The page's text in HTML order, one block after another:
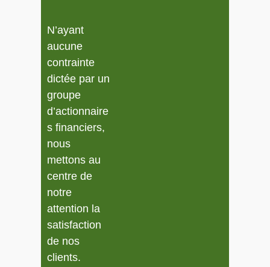
N’ayant
aucune
contrainte
dictée par un
groupe
d’actionnaire
s financiers,
nous
mettons au
centre de
notre
attention la
satisfaction
de nos
clients.